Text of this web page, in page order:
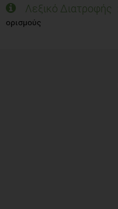
Λεξικό Διατροφής
ορισμούς